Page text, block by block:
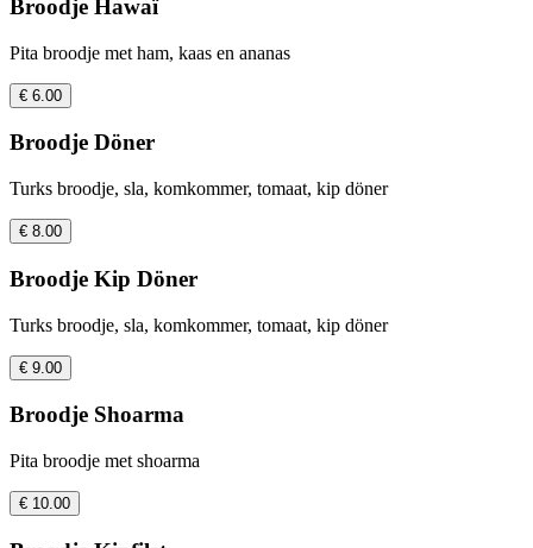
Broodje Hawaï
Pita broodje met ham, kaas en ananas
€ 6.00
Broodje Döner
Turks broodje, sla, komkommer, tomaat, kip döner
€ 8.00
Broodje Kip Döner
Turks broodje, sla, komkommer, tomaat, kip döner
€ 9.00
Broodje Shoarma
Pita broodje met shoarma
€ 10.00